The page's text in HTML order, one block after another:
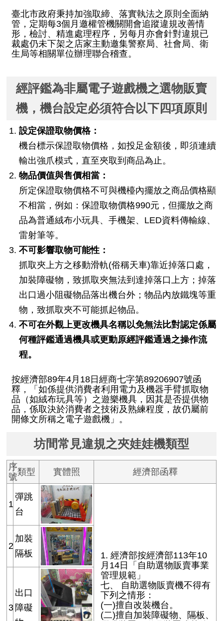
府
網
站
資
料
隱
及
策
資
臺北市政府秉持加強取締、落實執法之原則全面納
管，定期每3個月邀權管機關開會追蹤違規改善情
形，檢討、精進處理程序，另每月亦會針對違規已
裁處仍未下架之店家主動邀集警察局、社會局、衛
生局等相關單位辦理聯合稽查。
經評鑑為非屬電子遊戲機之選物販賣
機，機台設定必須符合以下四項原則
設定保證取物價格：
機台標示保證取物價格，如投足金額後，即須連續
輸出強爪模式，直至夾取到商品為止。
物品價值與售價相當：
所定保證取物價格不可與機檯內擺放之商品價格顯
不相當，例如：保證取物價格990元，但擺放之商
品為普通絨布小玩具、手機架、LED資料傳輸線、
雷射筆等。
不可影響取物可能性：
抓取夾上方之移動滑軌(俗稱天車)靠近掉落口處，
加裝障礙物，致抓取夾無法到達掉落口上方；掉落
出口過小阻礙物品落出機台外；物品內放鐵塊等重
物，致抓取夾不可能抓起物品。
不可在外觀上更改機具名稱以免無法比對認定係屬
何種評鑑通過機具或更動原經評鑑通過之操作流
程。
按經濟部89年4月18日經商七字第89206907號函
釋，「如係提供消費者利用電力及機器手臂抓取物
品（如絨布玩具等）之遊樂機具，因其是否提供物
品，係取決於消費者之技術及熟練程度，故仍屬前
開條文所稱之電子遊戲機」。
坊間常見違規之夾娃娃機類型
序
號類型 實體照 經濟部函釋
1
彈跳
台
1. 經濟部按經濟部113年10
月14日「自助選物販賣事業
管理規範」
七、 自助選物販賣機不得有
下列之情形：
(一)擅自改裝機台。
(二)擅自加裝障礙物、隔板、
2
加裝
隔板
3
出口
障礙